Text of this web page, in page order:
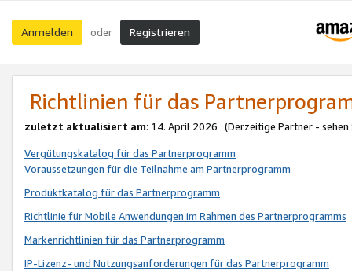
Anmelden oder Registrieren
Richtlinien für das
zuletzt aktualisiert am: 14. April 2026 (Derzeitige Partner - sehen
Vergütungskatalog für das Partnerprogramm
Voraussetzungen für die Teilnahme am Partnerprogramm
Produktkatalog für das Partnerprogramm
Richtlinie für Mobile Anwendungen im Rahmen des Partnerprogramms
Markenrichtlinien für das Partnerprogramm
IP-Lizenz- und Nutzungsanforderungen für das Partnerprogramm